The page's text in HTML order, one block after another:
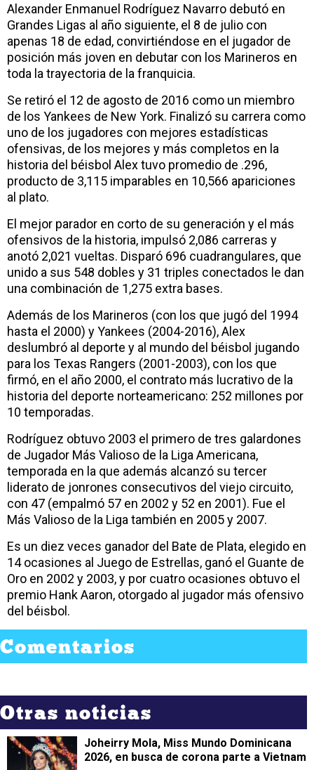
Alexander Enmanuel Rodríguez Navarro debutó en
Grandes Ligas al año siguiente, el 8 de julio con
apenas 18 de edad, convirtiéndose en el jugador de
posición más joven en debutar con los Marineros en
toda la trayectoria de la franquicia.
Se retiró el 12 de agosto de 2016 como un miembro
de los Yankees de New York. Finalizó su carrera como
uno de los jugadores con mejores estadísticas
ofensivas, de los mejores y más completos en la
historia del béisbol Alex tuvo promedio de .296,
producto de 3,115 imparables en 10,566 apariciones
al plato.
El mejor parador en corto de su generación y el más
ofensivos de la historia, impulsó 2,086 carreras y
anotó 2,021 vueltas. Disparó 696 cuadrangulares, que
unido a sus 548 dobles y 31 triples conectados le dan
una combinación de 1,275 extra bases.
Además de los Marineros (con los que jugó del 1994
hasta el 2000) y Yankees (2004-2016), Alex
deslumbró al deporte y al mundo del béisbol jugando
para los Texas Rangers (2001-2003), con los que
firmó, en el año 2000, el contrato más lucrativo de la
historia del deporte norteamericano: 252 millones por
10 temporadas.
Rodríguez obtuvo 2003 el primero de tres galardones
de Jugador Más Valioso de la Liga Americana,
temporada en la que además alcanzó su tercer
liderato de jonrones consecutivos del viejo circuito,
con 47 (empalmó 57 en 2002 y 52 en 2001). Fue el
Más Valioso de la Liga también en 2005 y 2007.
Es un diez veces ganador del Bate de Plata, elegido en
14 ocasiones al Juego de Estrellas, ganó el Guante de
Oro en 2002 y 2003, y por cuatro ocasiones obtuvo el
premio Hank Aaron, otorgado al jugador más ofensivo
del béisbol.
Comentarios
Otras noticias
Joheirry Mola, Miss Mundo Dominicana
2026, en busca de corona parte a Vietnam